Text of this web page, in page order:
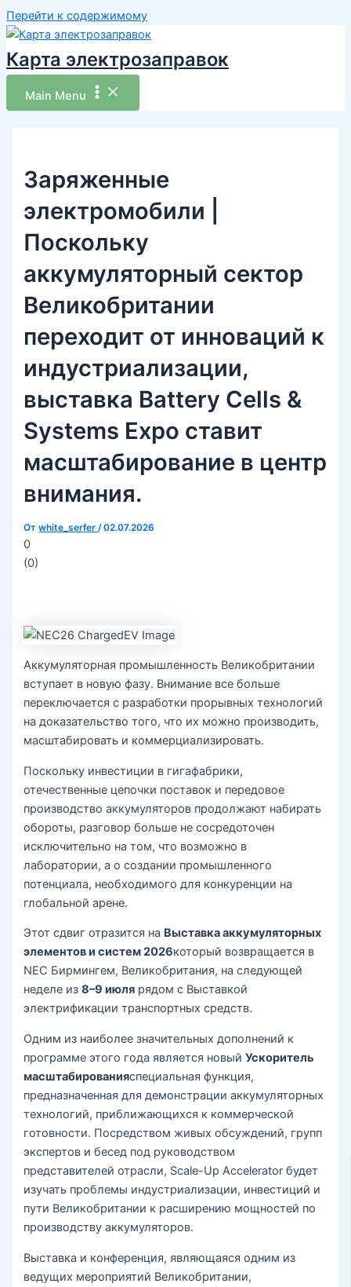
Перейти к содержимому
Карта электрозаправок
Main Menu
Заряженные
электромобили |
Поскольку
аккумуляторный сектор
Великобритании
переходит от инноваций к
индустриализации,
выставка Battery Cells &
Systems Expo ставит
масштабирование в центр
внимания.
Отwhite_serfer/02.07.2026
0
(0)
Аккумуляторная промышленность Великобритании
вступает в новую фазу. Внимание все больше
переключается с разработки прорывных технологий
на доказательство того, что их можно производить,
масштабировать и коммерциализировать.
Поскольку инвестиции в гигафабрики,
отечественные цепочки поставок и передовое
производство аккумуляторов продолжают набирать
обороты, разговор больше не сосредоточен
исключительно на том, что возможно в
лаборатории, а о создании промышленного
потенциала, необходимого для конкуренции на
глобальной арене.
Этот сдвиг отразится на Выставка аккумуляторных
элементов и систем 2026который возвращается в
NEC Бирмингем, Великобритания, на следующей
неделе из8–9 июля рядом с Выставкой
электрификации транспортных средств.
Одним из наиболее значительных дополнений к
программе этого года является новыйУскоритель
масштабированияспециальная функция,
предназначенная для демонстрации аккумуляторных
технологий, приближающихся к коммерческой
готовности. Посредством живых обсуждений, групп
экспертов и бесед под руководством
представителей отрасли, Scale-Up Accelerator будет
изучать проблемы индустриализации, инвестиций и
пути Великобритании к расширению мощностей по
производству аккумуляторов.
Выставка и конференция, являющаяся одним из
ведущих мероприятий Великобритании,